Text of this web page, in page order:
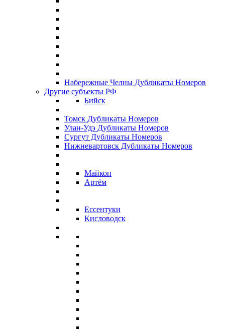
Набережные Челны Дубликаты Номеров
Другие субъекты РФ
Бийск
Томск Дубликаты Номеров
Улан-Удэ Дубликаты Номеров
Сургут Дубликаты Номеров
Нижневартовск Дубликаты Номеров
Майкоп
Артём
Ессентуки
Кисловодск